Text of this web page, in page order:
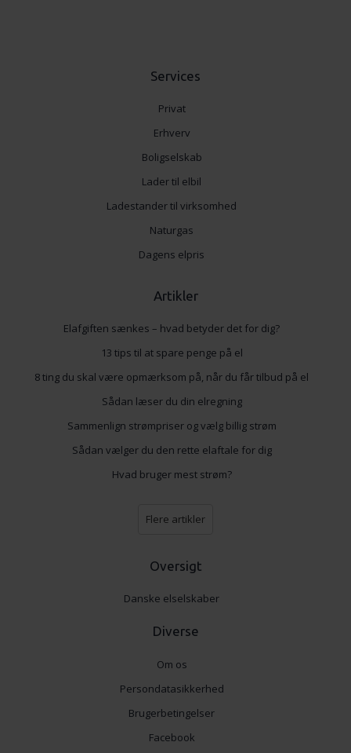
Services
Privat
Erhverv
Boligselskab
Lader til elbil
Ladestander til virksomhed
Naturgas
Dagens elpris
Artikler
Elafgiften sænkes – hvad betyder det for dig?
13 tips til at spare penge på el
8 ting du skal være opmærksom på, når du får tilbud på el
Sådan læser du din elregning
Sammenlign strømpriser og vælg billig strøm
Sådan vælger du den rette elaftale for dig
Hvad bruger mest strøm?
Flere artikler
Oversigt
Danske elselskaber
Diverse
Om os
Persondatasikkerhed
Brugerbetingelser
Facebook